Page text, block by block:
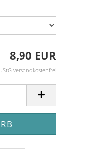
8,90 EUR
versandkostenfrei